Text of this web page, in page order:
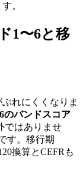
。
1〜6と移
れにくくなりま
のバンドスコア
ではありませ
す。移行期
換算とCEFRも